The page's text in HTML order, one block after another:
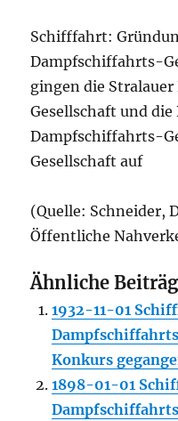
Schifffahrt:
Dampfschiffahrts-
gingen die
Gesellschaft und
Dampfschiffahrts-
Gesellschaft auf
(Quelle: Schneider,
Öffentliche
Ähnliche
1932-11-01
Konkurs
1898-01-01